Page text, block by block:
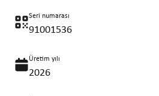
Seri numarası
91001536
Üretim yılı
2026